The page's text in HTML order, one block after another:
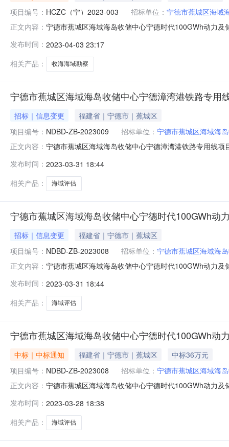
项目编号： HCZC（宁）2023-003 招标单位： 宁德市蕉城区海域
正文内容： 宁德市蕉城区海域海岛收储中心宁德时代100GWh动力
交）金额：49.2000000（万元）四、主要标的信息序号
勘
发布时间： 2023-04-03 23:17
相关产品：
收海海域勘察
宁德市蕉城区海域海岛收储中心宁德漳湾港铁路专用
招标｜信息变更
福建省｜宁德市｜蕉城区
项目编号： NDBD-ZB-2023009 招标单位： 宁德市蕉城区海域海
正文内容： 宁德市蕉城区海域海岛收储中心宁德漳湾港铁路专用线
责任公司（联合体牵头方），自然资源部第三海洋研究
采购人信息名称：宁
发布时间： 2023-03-31 18:44
相关产品：
海域评估
宁德市蕉城区海域海岛收储中心宁德时代100GWh动
招标｜信息变更
福建省｜宁德市｜蕉城区
项目编号： NDBD-ZB-2023008 招标单位： 宁德市蕉城区海域海
正文内容： 宁德市蕉城区海域海岛收储中心宁德时代100GWh动力
土地估价有限公司（联合体牵头方），福建海峡建筑设
式联系。1.
发布时间： 2023-03-31 18:44
相关产品：
海域评估
宁德市蕉城区海域海岛收储中心宁德时代100GWh动
中标｜中标通知 福建省｜宁德市｜蕉城区
中标36万元
项目编号： NDBD-ZB-2023008 招标单位： 宁德市蕉城区海域海
正文内容： 宁德市蕉城区海域海岛收储中心宁德时代100GWh动力
C1#楼6层06商务办公中标（成交）金额：36.0000000
发布时间： 2023-03-28 18:38
相关产品：
海域评估